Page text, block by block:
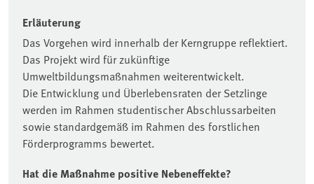
Erläuterung
Das Vorgehen wird innerhalb der Kerngruppe reflektiert.
Das Projekt wird für zukünftige
Umweltbildungsmaßnahmen weiterentwickelt.
Die Entwicklung und Überlebensraten der Setzlinge
werden im Rahmen studentischer Abschlussarbeiten
sowie standardgemäß im Rahmen des forstlichen
Förderprogramms bewertet.
Hat die Maßnahme positive Nebeneffekte?